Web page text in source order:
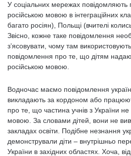
У соціальних мережах повідомляють
російською мовою в інтеграційних
багато росіян), Польщі (вчителі
Звісно, кожне таке повідомлення
з’ясовувати, чому там
повідомлення про те, що дітям
російською мовою.
Водночас маємо повідомлення
викладають за кордоном або
про те, що частина учнів з України
мовою. За словами дітей, вони не
закладах освіти. Подібне незнання
демонстрували діти – внутрішньо
України в західних областях. Хоча,